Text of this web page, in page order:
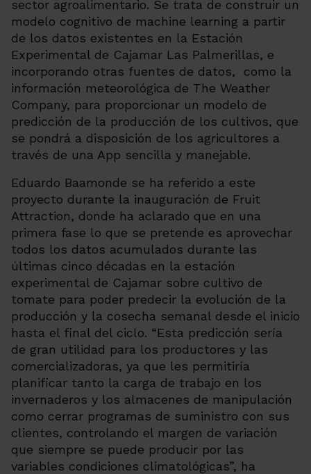
sector agroalimentario. Se trata de construir un
modelo cognitivo de machine learning a partir
de los datos existentes en la Estación
Experimental de Cajamar Las Palmerillas, e
incorporando otras fuentes de datos, como la
información meteorológica de The Weather
Company, para proporcionar un modelo de
predicción de la producción de los cultivos, que
se pondrá a disposición de los agricultores a
través de una App sencilla y manejable.
Eduardo Baamonde se ha referido a este
proyecto durante la inauguración de Fruit
Attraction, donde ha aclarado que en una
primera fase lo que se pretende es aprovechar
todos los datos acumulados durante las
últimas cinco décadas en la estación
experimental de Cajamar sobre cultivo de
tomate para poder predecir la evolución de la
producción y la cosecha semanal desde el inicio
hasta el final del ciclo. “Esta predicción sería
de gran utilidad para los productores y las
comercializadoras, ya que les permitiría
planificar tanto la carga de trabajo en los
invernaderos y los almacenes de manipulación
como cerrar programas de suministro con sus
clientes, controlando el margen de variación
que siempre se puede producir por las
variables condiciones climatológicas”, ha